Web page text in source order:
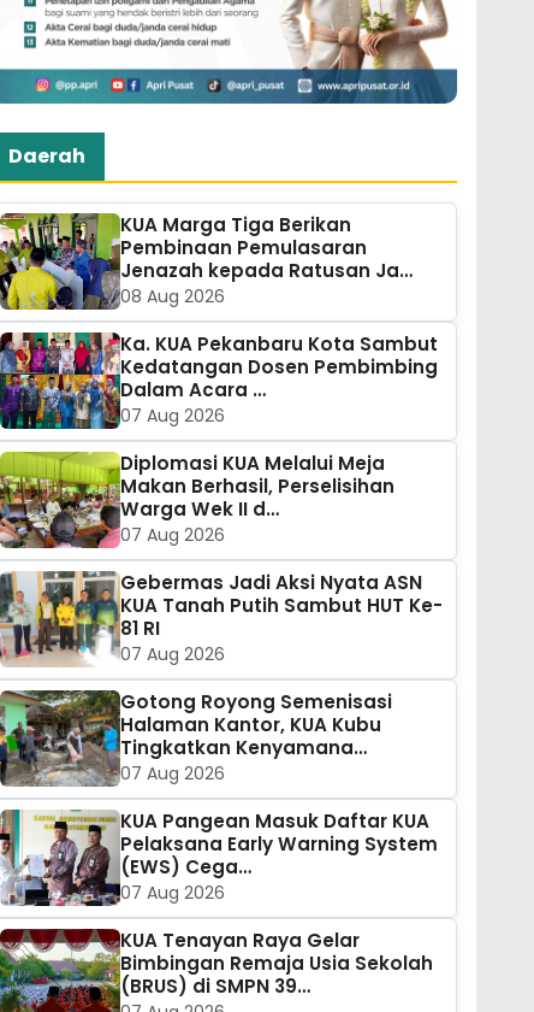
Daerah
KUA Marga Tiga Berikan
Pembinaan Pemulasaran
Jenazah kepada Ratusan Ja…
08 Aug 2026
Ka. KUA Pekanbaru Kota Sambut
Kedatangan Dosen Pembimbing
Dalam Acara …
07 Aug 2026
Diplomasi KUA Melalui Meja
Makan Berhasil, Perselisihan
Warga Wek II d…
07 Aug 2026
Gebermas Jadi Aksi Nyata ASN
KUA Tanah Putih Sambut HUT Ke-
81 RI
07 Aug 2026
Gotong Royong Semenisasi
Halaman Kantor, KUA Kubu
Tingkatkan Kenyamana…
07 Aug 2026
KUA Pangean Masuk Daftar KUA
Pelaksana Early Warning System
(EWS) Cega…
07 Aug 2026
KUA Tenayan Raya Gelar
Bimbingan Remaja Usia Sekolah
(BRUS) di SMPN 39…